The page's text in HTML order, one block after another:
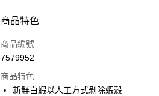
付款方式
信用卡一次付款
Apple Pay
商品特色
商品編號
7579952
商品特色
新鮮白蝦以人工方式剝除蝦殼